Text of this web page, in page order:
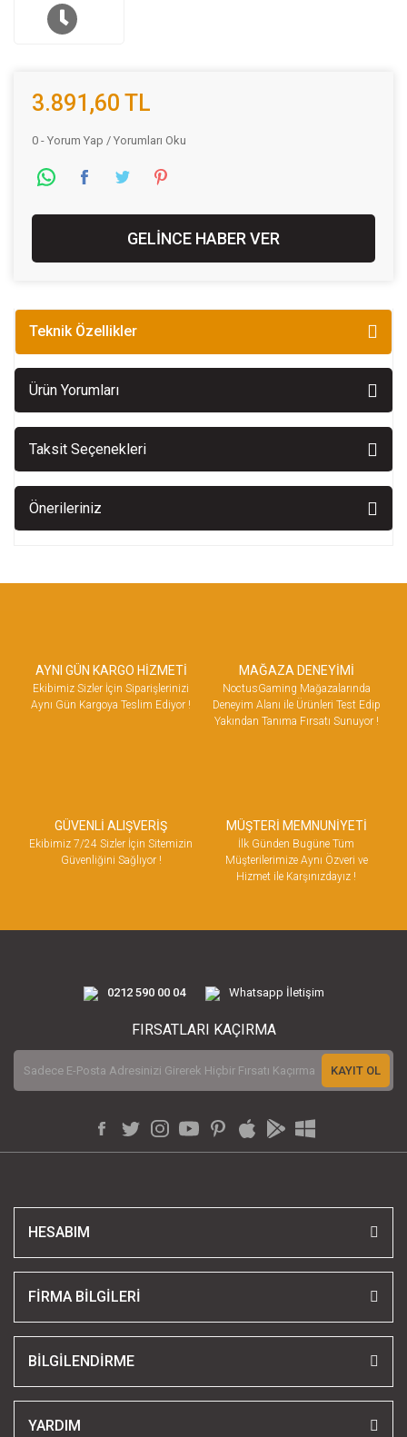
3.891,60 TL
0 - Yorum Yap / Yorumları Oku
GELİNCE HABER VER
Teknik Özellikler
Ürün Yorumları
Taksit Seçenekleri
Önerileriniz
AYNI GÜN KARGO HİZMETİ
Ekibimiz Sizler İçin Siparişlerinizi
Aynı Gün Kargoya Teslim Ediyor !
MAĞAZA DENEYİMİ
NoctusGaming Mağazalarında
Deneyim Alanı ile Ürünleri Test Edip
Yakından Tanıma Fırsatı Sunuyor !
GÜVENLİ ALIŞVERİŞ
Ekibimiz 7/24 Sizler İçin Sitemizin
Güvenliğini Sağlıyor !
MÜŞTERİ MEMNUNİYETİ
İlk Günden Bugüne Tüm
Müşterilerimize Aynı Özveri ve
Hizmet ile Karşınızdayız !
0212 590 00 04 Whatsapp İletişim
FIRSATLARI KAÇIRMA
KAYIT OL
HESABIM
FİRMA BİLGİLERİ
BİLGİLENDİRME
YARDIM